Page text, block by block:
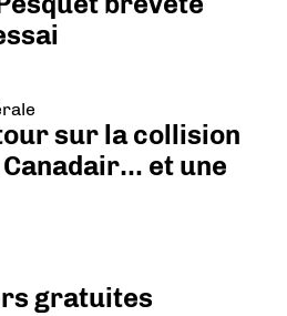
sur la collision
et une
gratuites